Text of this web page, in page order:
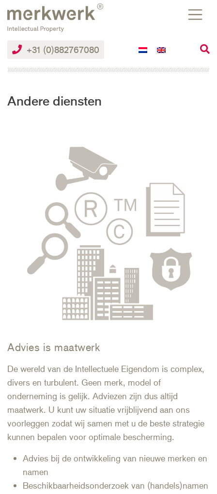
the
content
+31 (0)882767080
Andere diensten
Advies is maatwerk
De wereld van de Intellectuele Eigendom is complex,
divers en turbulent. Geen merk, model of
onderneming is gelijk. Adviezen zijn dus altijd
maatwerk. U kunt uw situatie vrijblijvend aan ons
voorleggen zodat wij samen met u de beste strategie
kunnen bepalen voor optimale bescherming.
Advies bij de ontwikkeling van nieuwe merken en
namen
Beschikbaarheidsonderzoek van (handels)namen